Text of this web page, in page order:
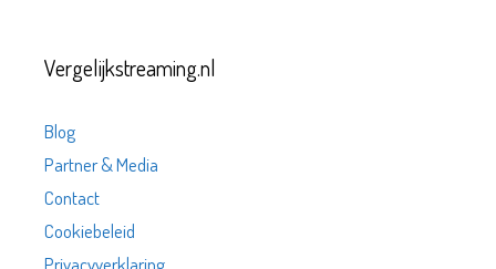
Vergelijkstreaming.nl
Blog
Partner & Media
Contact
Cookiebeleid
Privacyverklaring